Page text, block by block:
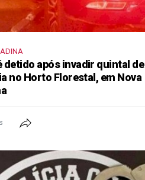
detido após invadir quintal de
no Horto Florestal, em Nova